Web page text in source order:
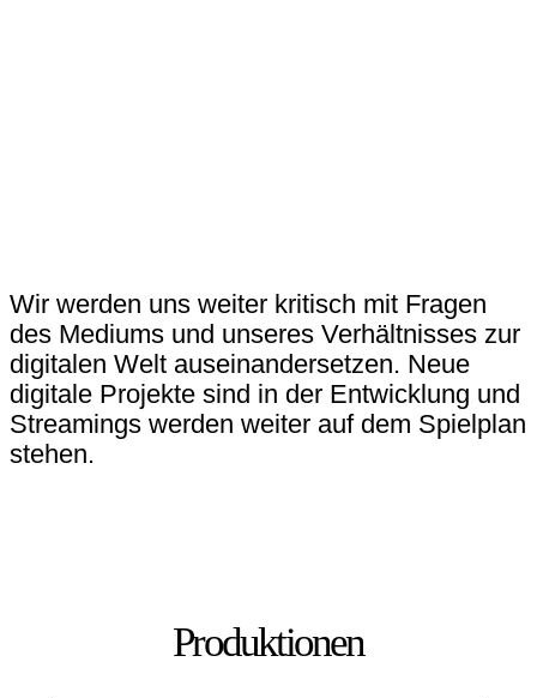
Wir werden uns weiter kritisch mit Fragen
des Mediums und unseres Verhältnisses zur
digitalen Welt auseinandersetzen. Neue
digitale Projekte sind in der Entwicklung und
Streamings werden weiter auf dem Spielplan
stehen.
Produktionen